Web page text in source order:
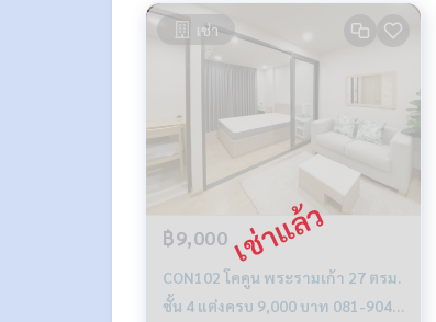
เช่า
฿9,000
CON102 โคคูน พระรามเก้า 27 ตรม.
ชั้น 4 แต่งครบ 9,000 บาท 081-904-